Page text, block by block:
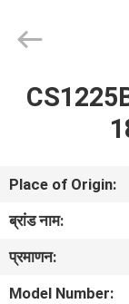
हमारे
बारे
Export
Rights
Reserved.
Place of Origin:
ब्रांड नाम:
प्रमाणन:
Model Number: